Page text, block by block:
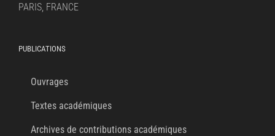
PARIS, FRANCE
PUBLICATIONS
Ouvrages
Textes académiques
Archives de contributions académiques